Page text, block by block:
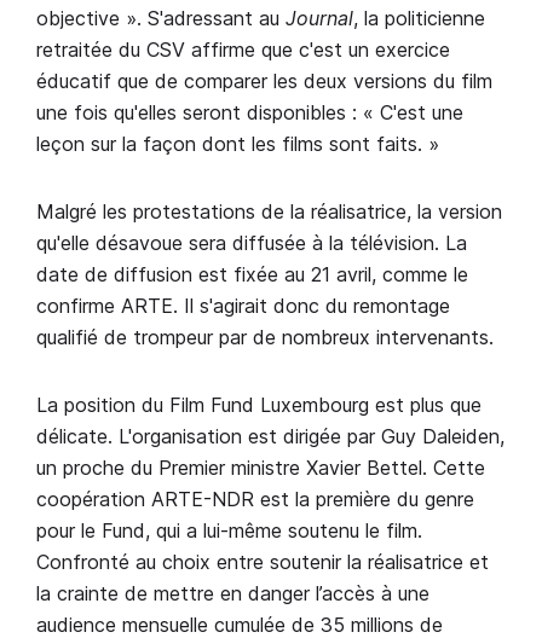
objective ». S'adressant au Journal, la politicienne
retraitée du CSV affirme que c'est un exercice
éducatif que de comparer les deux versions du film
une fois qu'elles seront disponibles : « C'est une
leçon sur la façon dont les films sont faits. »
Malgré les protestations de la réalisatrice, la version
qu'elle désavoue sera diffusée à la télévision. La
date de diffusion est fixée au 21 avril, comme le
confirme ARTE. Il s'agirait donc du remontage
qualifié de trompeur par de nombreux intervenants.
La position du Film Fund Luxembourg est plus que
délicate. L'organisation est dirigée par Guy Daleiden,
un proche du Premier ministre Xavier Bettel. Cette
coopération ARTE-NDR est la première du genre
pour le Fund, qui a lui-même soutenu le film.
Confronté au choix entre soutenir la réalisatrice et
la crainte de mettre en danger l’accès à une
audience mensuelle cumulée de 35 millions de